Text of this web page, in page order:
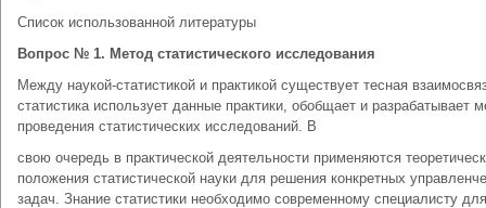
Список использованной литературы
Вопрос № 1. Метод статистического исследования
Между наукой-статистикой и практикой существует тесная
статистика использует данные практики, обобщает и разрабатывает
проведения статистических исследований. В
свою очередь в практической деятельности применяются
положения статистической науки для решения конкретных
задач. Знание статистики необходимо современному специалисту для